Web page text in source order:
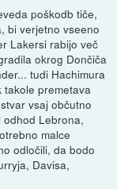
poškodb tiče,
bi verjetno vseeno
Lakersi rabijo več
okrog Dončiča
tudi Hachimura
takole premetava
vsaj občutno
Lebrona,
malce
odločili, da bodo
Davisa,